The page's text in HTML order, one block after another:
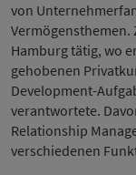
von
Vermögensthemen.
Hamburg tätig, wo
gehobenen
Development-
verantwortete.
Relationship
verschiedenen